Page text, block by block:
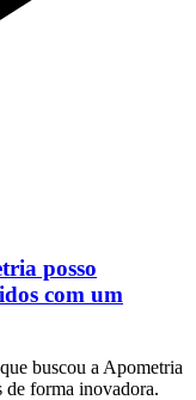
posso
com um
buscou a Apometria
de forma inovadora.